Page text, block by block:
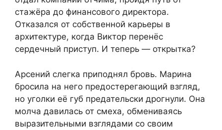
стажёра до финансового директора.
Отказался от собственной карьеры в
архитектуре, когда Виктор перенёс
сердечный приступ. И теперь — открытка?
Арсений слегка приподнял бровь. Марина
бросила на него предостерегающий взгляд,
но уголки её губ предательски дрогнули. Она
молча давилась от смеха, обмениваясь
выразительными взглядами со своим